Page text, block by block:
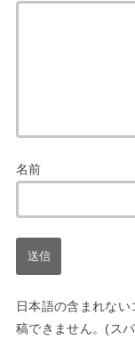
名前
日本語の含まれな
稿できません。(ス